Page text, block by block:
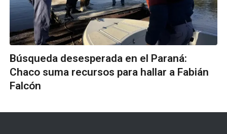
Búsqueda desesperada en el Paraná:
Chaco suma recursos para hallar a Fabián
Falcón